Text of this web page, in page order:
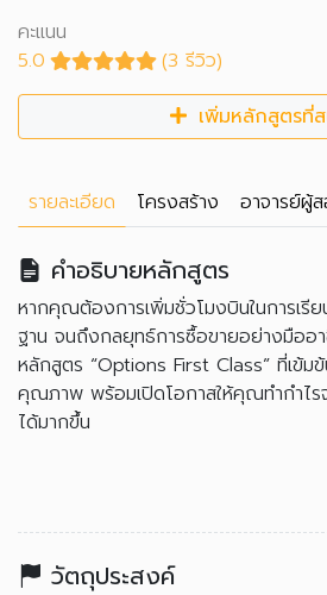
คะแนน
5.0
(3 รีวิว)
เพิ่มหลักสูตรที่ส
รายละเอียด โครงสร้าง อาจารย์ผู้
คำอธิบายหลักสูตร
หากคุณต้องการเพิ่มชั่วโมงบินในการเ
ฐาน จนถึงกลยุทธ์การซื้อขายอย่างมืออ
หลักสูตร “Options First Class” ที่เข้มข้
คุณภาพ พร้อมเปิดโอกาสให้คุณทำกำไ
ได้มากขึ้น
วัตถุประสงค์